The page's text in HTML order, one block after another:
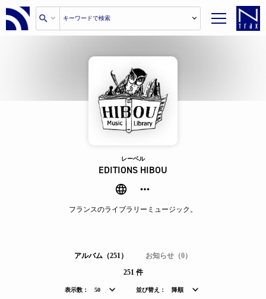
レーベル
EDITIONS HIBOU
フランスのライブラリーミュージック。
アルバム（251）
お知らせ（0）
251 件
表示数： 50 並び替え： 降順